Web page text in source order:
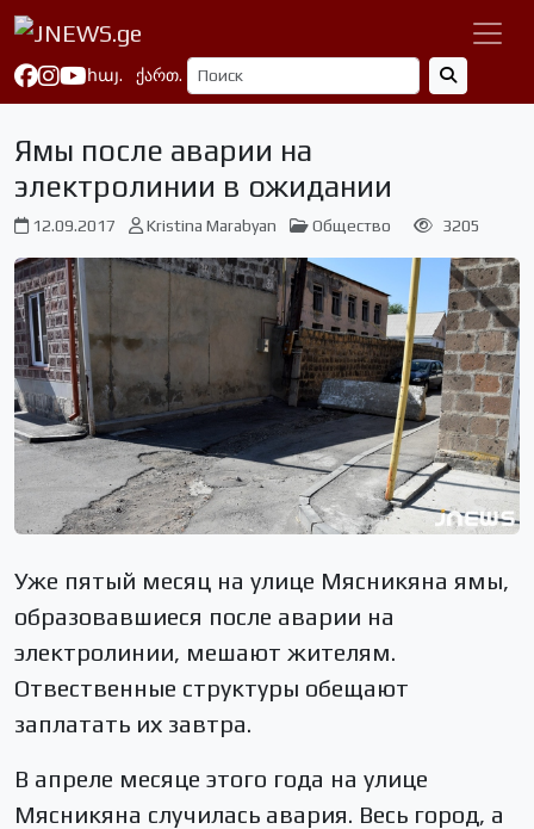
հայ. ქართ.
Ямы после аварии на
электролинии в ожидании
12.09.2017 Kristina Marabyan Общество 3205
Уже пятый месяц на улице Мясникяна ямы,
образовавшиеся после аварии на
электролинии, мешают жителям.
Отвественные структуры обещают
заплатать их завтра.
В апреле месяце этого года на улице
Мясникяна случилась авария. Весь город, а